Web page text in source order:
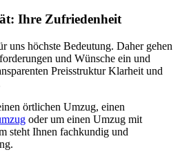
Ihre Zufriedenheit
uns höchste Bedeutung. Daher gehen
und Wünsche ein und
Preisstruktur Klarheit und
örtlichen Umzug, einen
oder um einen Umzug mit
steht Ihnen fachkundig und